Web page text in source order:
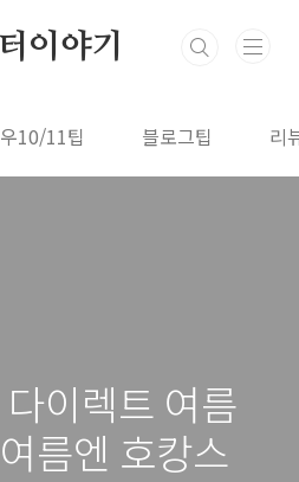
이야기
10/11팁 블로그팁 리
이렉트 여름
름엔 호캉스